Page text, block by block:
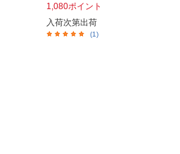
1,080ポイント
入荷次第出荷
(1)